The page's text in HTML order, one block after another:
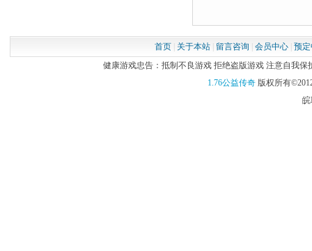
首页| 关于本站| 留言咨询 会员中心| 预
健康游戏忠告：抵制不良游戏 拒绝盗版游戏 注意自我保
1.76公益传奇版权所有
皖